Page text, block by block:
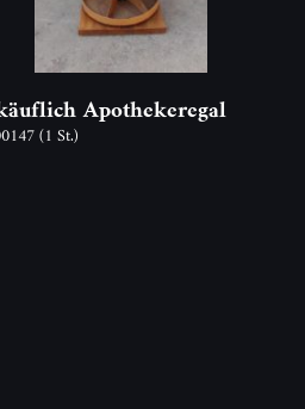
Apothekeregal
(1 St.)